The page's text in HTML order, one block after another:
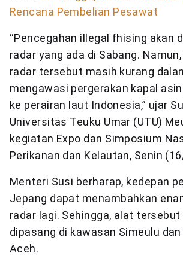
Rencana Pembelian Pesawat
“Pencegahan illegal fhising akan
radar yang ada di Sabang.
radar tersebut masih kurang
mengawasi pergerakan kapal
ke perairan laut Indonesia,” ujar
Universitas Teuku Umar (UTU)
kegiatan Expo dan Simposium
Perikanan dan Kelautan, Senin
Menteri Susi berharap, kedepan
Jepang dapat menambahkan
radar lagi. Sehingga, alat
dipasang di kawasan Simeulu
Aceh.